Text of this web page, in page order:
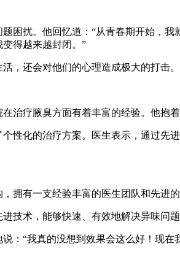
困扰。他回忆道：“从青春期开始，
得越来越封闭。”
，还会对他们的心理造成极大的打击
治疗腋臭方面有着丰富的经验。他抱
性化的治疗方案。医生表示，通过
拥有一支经验丰富的医生团队和先进
技术，能够快速、有效地解决异味问
：“我真的没想到效果会这么好！现